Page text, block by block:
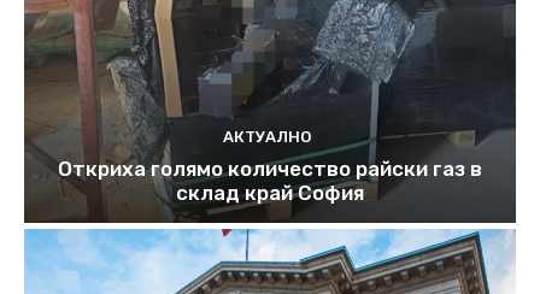
АКТУАЛНО
Откриха голямо количество райски газ в
склад край София